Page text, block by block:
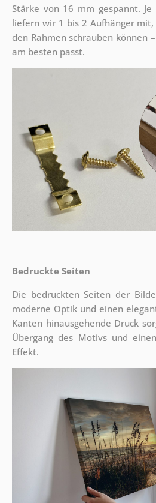
Stärke von 16 mm gespannt.
liefern wir 1 bis 2 Aufhänger mit,
den Rahmen schrauben können
am besten passt.
Bedruckte Seiten
Die bedruckten Seiten der
moderne Optik und einen
Kanten hinausgehende Druck
Übergang des Motivs und
Effekt.